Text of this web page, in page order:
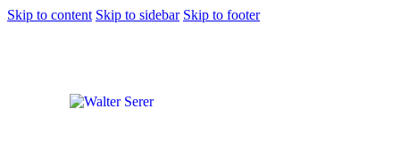
Skip to content Skip to sidebar Skip to footer